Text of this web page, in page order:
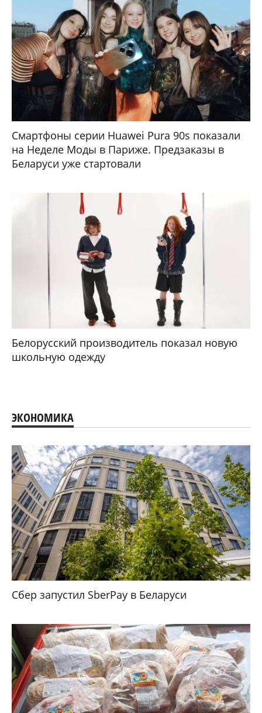
Смартфоны серии Huawei Pura 90s показали
на Неделе Моды в Париже. Предзаказы в
Беларуси уже стартовали
Белорусский производитель показал новую
школьную одежду
ЭКОНОМИКА
Сбер запустил SberPay в Беларуси